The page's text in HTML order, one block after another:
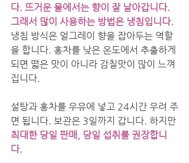
다. 뜨거운 물에서는 향이 잘 날아갑니다.
그래서 많이 사용하는 방법은 냉침입니다.
냉침 방식은 얼그레이 향을 잡아두는 역할
을 합니다. 홍차를 낮은 온도에서 추출하게
되면 떫은 맛이 아니라 감칠맛이 많이 느껴
집니다.
설탕과 홍차를 우유에 넣고 24시간 우려 주
면 됩니다. 보관은 3일까지 갑니다. 하지만
최대한 당일 판매, 당일 섭취를 권장합니
다.